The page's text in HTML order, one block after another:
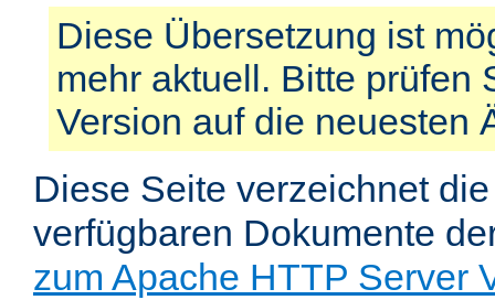
Diese Übersetzung ist
mehr aktuell. Bitte prüfen
Version auf die neuesten
Diese Seite verzeichnet
verfügbaren Dokumente
zum Apache HTTP Server